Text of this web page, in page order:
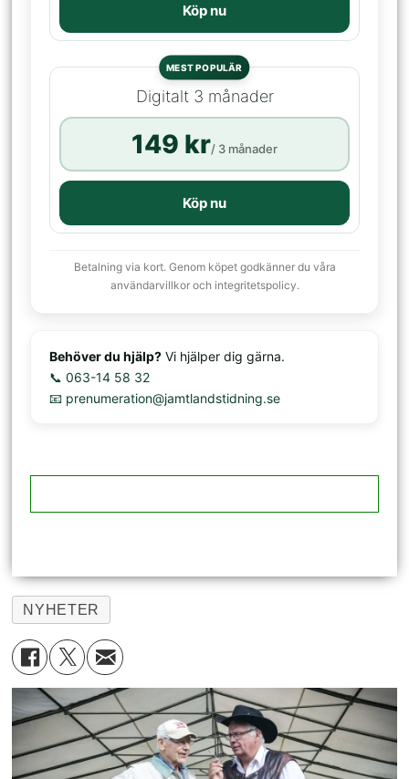
Köp nu
MEST POPULÄR
Digitalt 3 månader
149 kr/ 3 månader
Köp nu
Betalning via kort. Genom köpet godkänner du våra
användarvillkor och integritetspolicy.
Behöver du hjälp? Vi hjälper dig gärna.
📞 063-14 58 32
📧 prenumeration@jamtlandstidning.se
NYHETER